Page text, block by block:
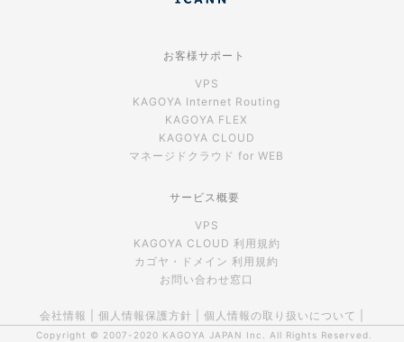
お客様サポート
VPS
KAGOYA Internet Routing
KAGOYA FLEX
KAGOYA CLOUD
マネージドクラウド for WEB
サービス概要
VPS
KAGOYA CLOUD 利用規約
カゴヤ・ドメイン 利用規約
お問い合わせ窓口
会社情報 個人情報保護方針 個人情報の取り扱いについて
Copyright © 2007-2020 KAGOYA JAPAN Inc. All Rights Reserved.